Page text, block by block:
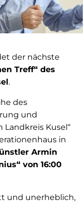
der nächste
Treff“ des
.
des
und
Kusel“
in
Armin
von 16:00
und unerheblich,